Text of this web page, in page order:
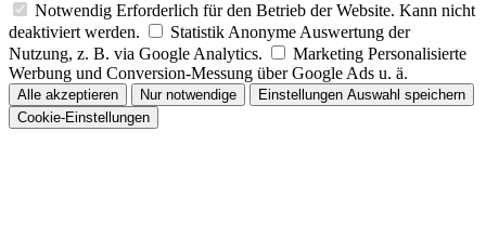
Notwendig Erforderlich für den Betrieb der Website. Kann nicht
deaktiviert werden.
Statistik Anonyme Auswertung der
Nutzung, z. B. via Google Analytics.
Marketing Personalisierte
Werbung und Conversion-Messung über Google Ads u. ä.
Alle akzeptieren Nur notwendige Einstellungen Auswahl speichern
Cookie-Einstellungen